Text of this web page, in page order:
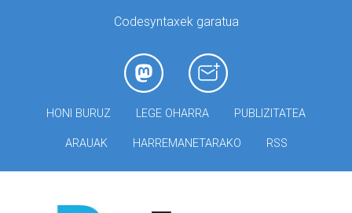
Codesyntaxek garatua
HONI BURUZ LEGE OHARRA PUBLIZITATEA
ARAUAK HARREMANETARAKO RSS